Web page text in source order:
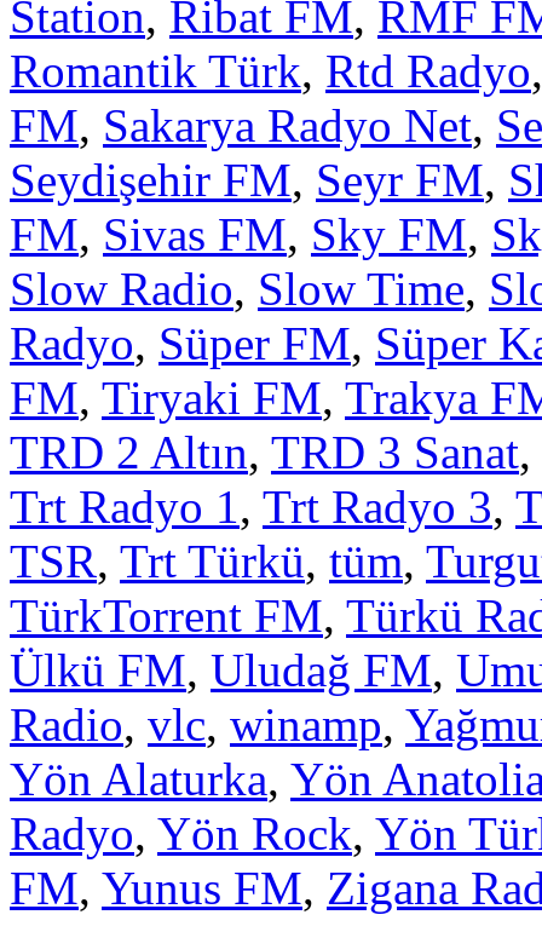
Station, Ribat FM, RMF
Romantik Türk, Rtd Radyo
FM, Sakarya Radyo Net,
Seydişehir FM, Seyr FM,
FM, Sivas FM, Sky FM,
Slow Radio, Slow Time,
Radyo, Süper FM, Süper
FM, Tiryaki FM, Trakya
TRD 2 Altın, TRD 3 Sanat,
Trt Radyo 1, Trt Radyo 3,
TSR, Trt Türkü, tüm,
TürkTorrent FM, Türkü
Ülkü FM, Uludağ FM,
Radio, vlc, winamp,
Yön Alaturka, Yön
Radyo, Yön Rock, Yön
FM, Yunus FM, Zigana